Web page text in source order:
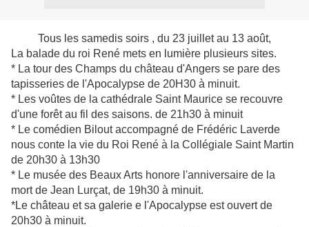
Tous les samedis soirs , du 23 juillet au 13 août,
La balade du roi René mets en lumière plusieurs sites.
* La tour des Champs du château d'Angers se pare des
tapisseries de l'Apocalypse de 20H30 à minuit.
* Les voûtes de la cathédrale Saint Maurice se recouvre
d'une forêt au fil des saisons. de 21h30 à minuit
* Le comédien Bilout accompagné de Frédéric Laverde
nous conte la vie du Roi René à la Collégiale Saint Martin
de 20h30 à 13h30
* Le musée des Beaux Arts honore l'anniversaire de la
mort de Jean Lurçat, de 19h30 à minuit.
*Le château et sa galerie e l'Apocalypse est ouvert de
20h30 à minuit.